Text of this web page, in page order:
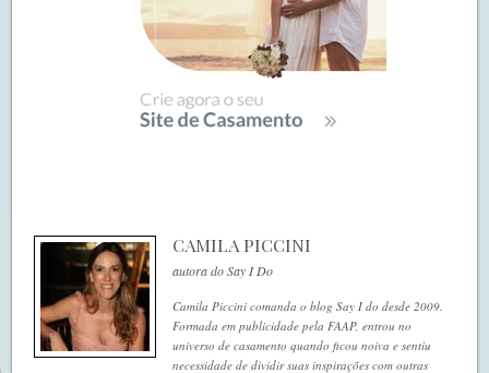
CAMILA PICCINI
autora do Say I Do
Camila Piccini comanda o blog Say I do desde 2009.
Formada em publicidade pela FAAP, entrou no
universo de casamento quando ficou noiva e sentiu
necessidade de dividir suas inspirações com outras